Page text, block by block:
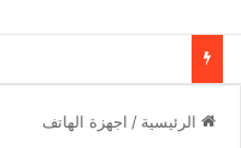
الرئيسية / اجهزة الهاتف